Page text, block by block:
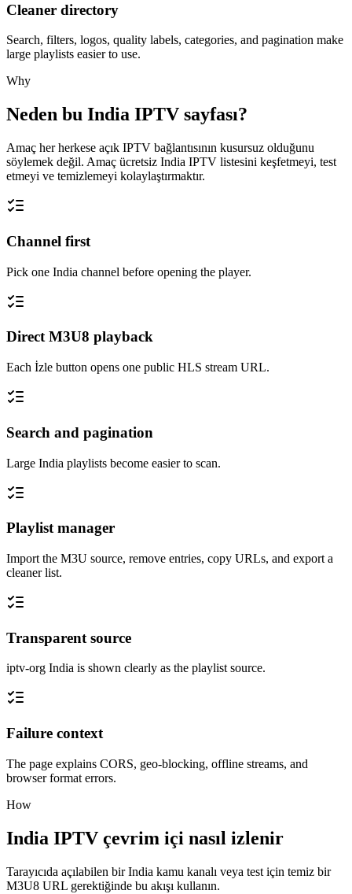
Cleaner directory
Search, filters, logos, quality labels, categories, and pagination make
large playlists easier to use.
Why
Neden bu India IPTV sayfası?
Amaç her herkese açık IPTV bağlantısının kusursuz olduğunu
söylemek değil. Amaç ücretsiz India IPTV listesini keşfetmeyi, test
etmeyi ve temizlemeyi kolaylaştırmaktır.
Channel first
Pick one India channel before opening the player.
Direct M3U8 playback
Each İzle button opens one public HLS stream URL.
Search and pagination
Large India playlists become easier to scan.
Playlist manager
Import the M3U source, remove entries, copy URLs, and export a
cleaner list.
Transparent source
iptv-org India is shown clearly as the playlist source.
Failure context
The page explains CORS, geo-blocking, offline streams, and
browser format errors.
How
India IPTV çevrim içi nasıl izlenir
Tarayıcıda açılabilen bir India kamu kanalı veya test için temiz bir
M3U8 URL gerektiğinde bu akışı kullanın.